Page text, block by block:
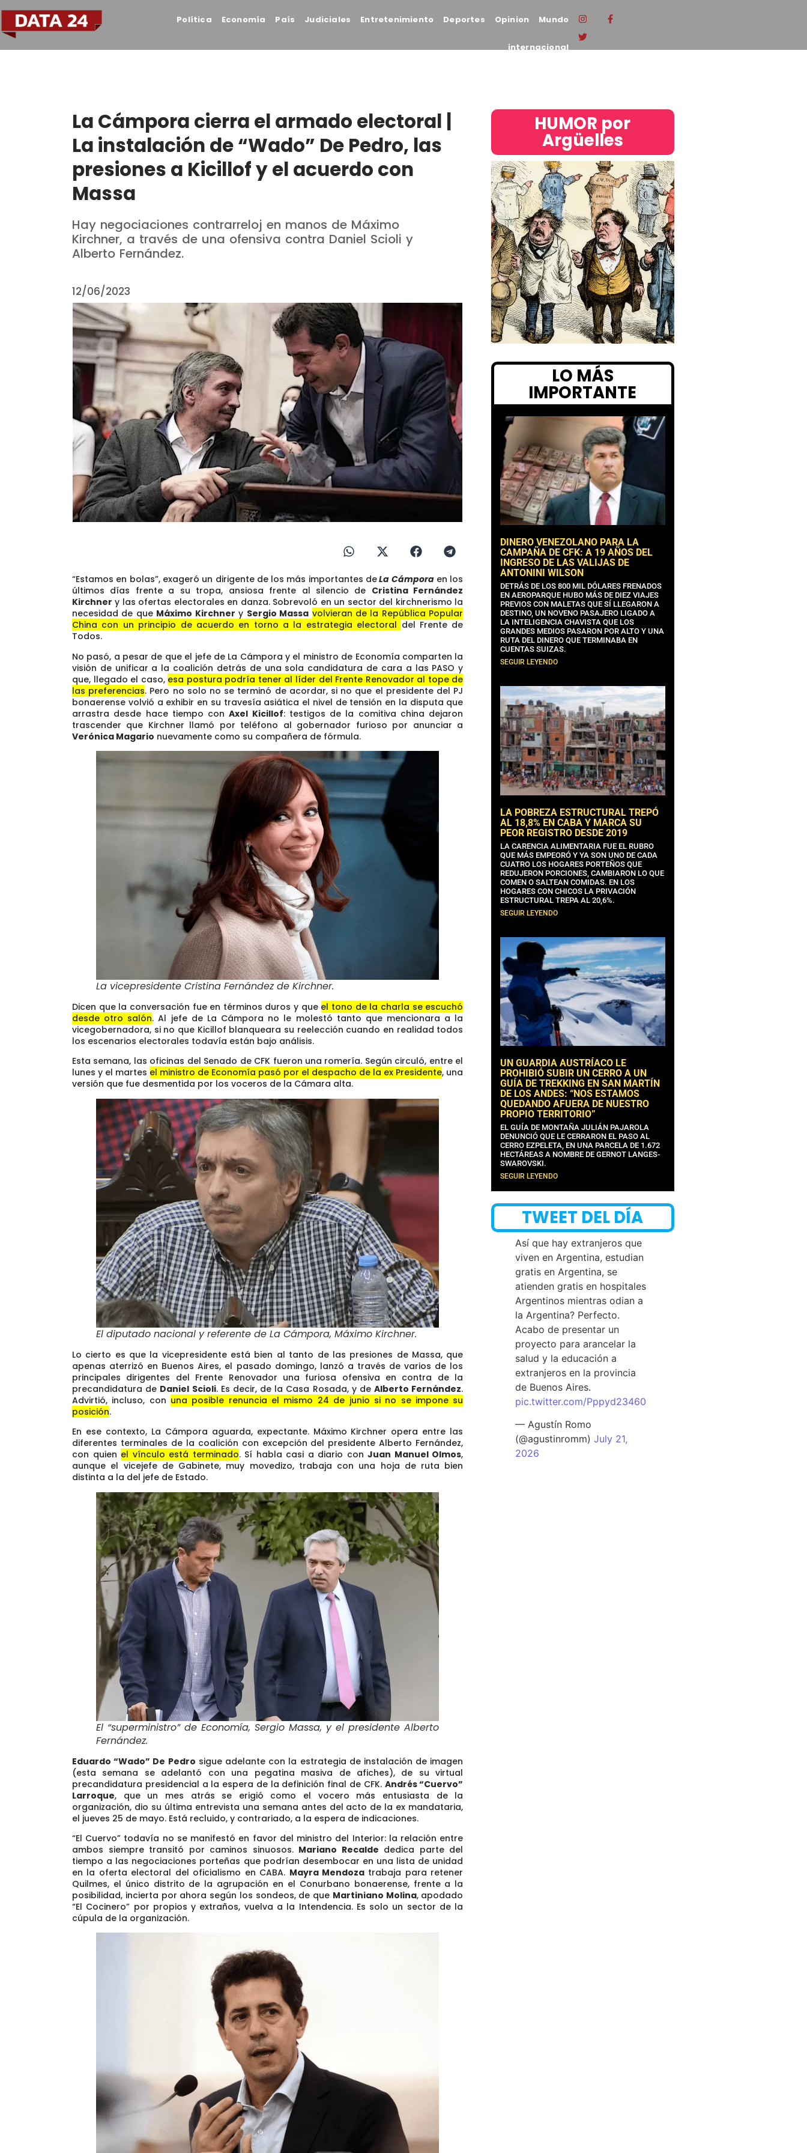
Política Economía País Judiciales Entretenimiento Deportes Opinion Mundo
internacional
La Cámpora cierra el armado electoral |
La instalación de “Wado” De Pedro, las
presiones a Kicillof y el acuerdo con
Massa
Hay negociaciones contrarreloj en manos de Máximo
Kirchner, a través de una ofensiva contra Daniel Scioli y
Alberto Fernández.
12/06/2023
“Estamos en bolas”, exageró un dirigente de los más importantes deLa Cámporaen los
últimos días frente a su tropa, ansiosa frente al silencio de Cristina Fernández
Kirchner y las ofertas electorales en danza. Sobrevoló en un sector del kirchnerismo la
necesidad de que Máximo Kirchner y Sergio Massa volvieran de la República Popular
China con un principio de acuerdo en torno a la estrategia electoral del Frente de
Todos.
No pasó, a pesar de que el jefe de La Cámpora y el ministro de Economía comparten la
visión de unificar a la coalición detrás de una sola candidatura de cara a las PASO y
que, llegado el caso, esa postura podría tener al líder del Frente Renovador al tope de
las preferencias. Pero no solo no se terminó de acordar, si no que el presidente del PJ
bonaerense volvió a exhibir en su travesía asiática el nivel de tensión en la disputa que
arrastra desde hace tiempo conAxel Kicillof: testigos de la comitiva china dejaron
trascender que Kirchner llamó por teléfono al gobernador furioso por anunciar a
Verónica Magario nuevamente como su compañera de fórmula.
La vicepresidente Cristina Fernández de Kirchner.
Dicen que la conversación fue en términos duros y que el tono de la charla se escuchó
desde otro salón. Al jefe de La Cámpora no le molestó tanto que mencionara a la
vicegobernadora, si no que Kicillof blanqueara su reelección cuando en realidad todos
los escenarios electorales todavía están bajo análisis.
Esta semana, las oficinas del Senado de CFK fueron una romería. Según circuló, entre el
lunes y el martes el ministro de Economía pasó por el despacho de la ex Presidente, una
versión que fue desmentida por los voceros de la Cámara alta.
El diputado nacional y referente de La Cámpora, Máximo Kirchner.
Lo cierto es que la vicepresidente está bien al tanto de las presiones de Massa, que
apenas aterrizó en Buenos Aires, el pasado domingo, lanzó a través de varios de los
principales dirigentes del Frente Renovador una furiosa ofensiva en contra de la
precandidatura de Daniel Scioli. Es decir, de la Casa Rosada, y deAlberto Fernández.
Advirtió, incluso, con una posible renuncia el mismo 24 de junio si no se impone su
posición.
En ese contexto, La Cámpora aguarda, expectante. Máximo Kirchner opera entre las
diferentes terminales de la coalición con excepción del presidente Alberto Fernández,
con quien el vínculo está terminado. Sí habla casi a diario conJuan Manuel Olmos,
aunque el vicejefe de Gabinete, muy movedizo, trabaja con una hoja de ruta bien
distinta a la del jefe de Estado.
El “superministro” de Economía, Sergio Massa, y el presidente Alberto
Fernández.
Eduardo “Wado” De Pedro sigue adelante con la estrategia de instalación de imagen
(esta semana se adelantó con una pegatina masiva de afiches), de su virtual
precandidatura presidencial a la espera de la definición final de CFK. Andrés “Cuervo”
Larroque, que un mes atrás se erigió como el vocero más entusiasta de la
organización, dio su última entrevista una semana antes del acto de la ex mandataria,
el jueves 25 de mayo. Está recluido, y contrariado, a la espera de indicaciones.
“El Cuervo” todavía no se manifestó en favor del ministro del Interior: la relación entre
ambos siempre transitó por caminos sinuosos. Mariano Recalde dedica parte del
tiempo a las negociaciones porteñas que podrían desembocar en una lista de unidad
en la oferta electoral del oficialismo en CABA. Mayra Mendozatrabaja para retener
Quilmes, el único distrito de la agrupación en el Conurbano bonaerense, frente a la
posibilidad, incierta por ahora según los sondeos, de que Martiniano Molina, apodado
“El Cocinero” por propios y extraños, vuelva a la Intendencia. Es solo un sector de la
cúpula de la organización.
HUMOR por
Argüelles​
LO MÁS
IMPORTANTE
DINERO VENEZOLANO PARA LA
CAMPAÑA DE CFK: A 19 AÑOS DEL
INGRESO DE LAS VALIJAS DE
ANTONINI WILSON
DETRÁS DE LOS 800 MIL DÓLARES FRENADOS
EN AEROPARQUE HUBO MÁS DE DIEZ VIAJES
PREVIOS CON MALETAS QUE SÍ LLEGARON A
DESTINO, UN NOVENO PASAJERO LIGADO A
LA INTELIGENCIA CHAVISTA QUE LOS
GRANDES MEDIOS PASARON POR ALTO Y UNA
RUTA DEL DINERO QUE TERMINABA EN
CUENTAS SUIZAS.
SEGUIR LEYENDO
LA POBREZA ESTRUCTURAL TREPÓ
AL 18,8% EN CABA Y MARCA SU
PEOR REGISTRO DESDE 2019
LA CARENCIA ALIMENTARIA FUE EL RUBRO
QUE MÁS EMPEORÓ Y YA SON UNO DE CADA
CUATRO LOS HOGARES PORTEÑOS QUE
REDUJERON PORCIONES, CAMBIARON LO QUE
COMEN O SALTEAN COMIDAS. EN LOS
HOGARES CON CHICOS LA PRIVACIÓN
ESTRUCTURAL TREPA AL 20,6%.
SEGUIR LEYENDO
UN GUARDIA AUSTRÍACO LE
PROHIBIÓ SUBIR UN CERRO A UN
GUÍA DE TREKKING EN SAN MARTÍN
DE LOS ANDES: “NOS ESTAMOS
QUEDANDO AFUERA DE NUESTRO
PROPIO TERRITORIO”
EL GUÍA DE MONTAÑA JULIÁN PAJAROLA
DENUNCIÓ QUE LE CERRARON EL PASO AL
CERRO EZPELETA, EN UNA PARCELA DE 1.672
HECTÁREAS A NOMBRE DE GERNOT LANGES-
SWAROVSKI.
SEGUIR LEYENDO
TWEET DEL DÍA
Así que hay extranjeros que
viven en Argentina, estudian
gratis en Argentina, se
atienden gratis en hospitales
Argentinos mientras odian a
la Argentina? Perfecto.
Acabo de presentar un
proyecto para arancelar la
salud y la educación a
extranjeros en la provincia
de Buenos Aires.
pic.twitter.com/Pppyd23460
— Agustín Romo
(@agustinromm)July 21,
2026